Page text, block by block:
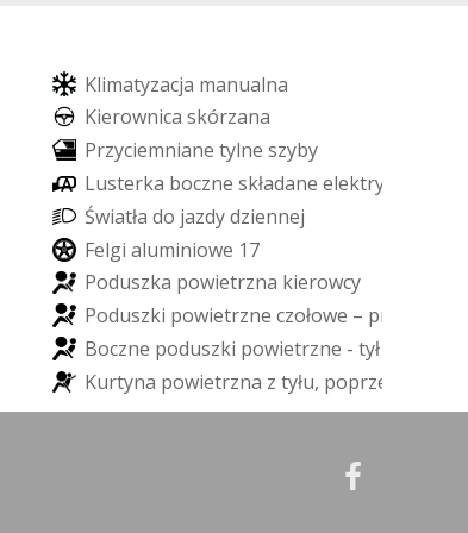
Klimatyzacja manualna
Kierownica skórzana
Przyciemniane tylne szyby
Lusterka boczne składane elektry
Światła do jazdy dziennej
Felgi aluminiowe 17
Poduszka powietrzna kierowcy
Poduszki powietrzne czołowe – pr
Boczne poduszki powietrzne - tył
Kurtyna powietrzna z tyłu, poprze